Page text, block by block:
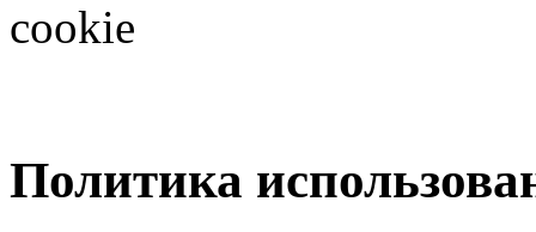
cookie
Политика